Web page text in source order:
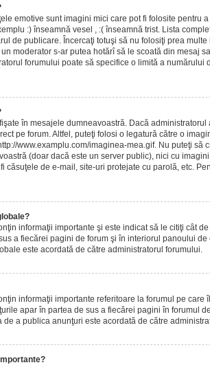
emotive sunt imagini mici care pot fi folosite pentru
:) înseamnă vesel , :( înseamnă trist. Lista
de publicare. Încercaţi totuşi să nu folosiţi prea
moderator s-ar putea hotărî să le scoată din mesaj
forumului poate să specifice o limită a numărului
în mesajele dumneavoastră. Dacă
pe forum. Altfel, puteţi folosi o legatură către o
www.examplu.com/imaginea-mea.gif. Nu puteţi să
(doar dacă este un server public), nici cu
căsuţele de e-mail, site-uri protejate cu parolă, etc.
informaţii importante şi este indicat să le citiţi cât
a fiecărei pagini de forum şi în interiorul panoului
este acordată de către administratorul forumului.
informaţii importante referitoare la forumul pe care
apar în partea de sus a fiecărei pagini în forumul
de a publica anunţuri este acordată de către